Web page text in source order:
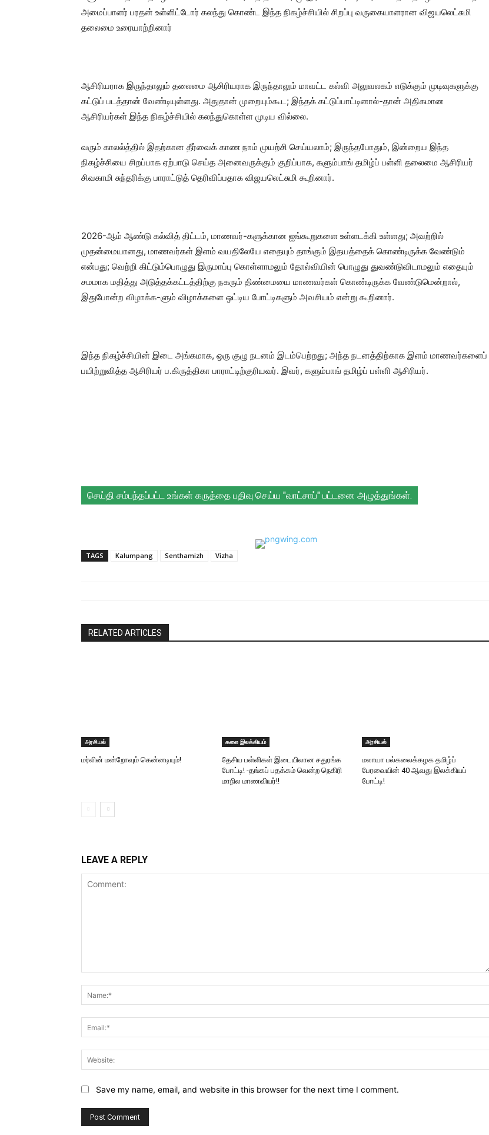
அமைப்பாளர் பரதன் உள்ளிட்டோர் கலந்து கொண்ட இந்த நிகழ்ச்சியில் சிறப்பு வருகையாளரான விஜயலெட்சுமி
தலைமை உரையாற்றினார்
ஆசிரியராக இருந்தாலும் தலைமை ஆசிரியராக இருந்தாலும் மாவட்ட கல்வி அலுவலகம் எடுக்கும் முடிவுகளுக்கு
கட்டுப் படத்தான் வேண்டியுள்ளது. அதுதான் முறையும்கூட; இந்தக் கட்டுப்பாட்டினால்-தான் அதிகமான
ஆசிரியர்கள் இந்த நிகழ்ச்சியில் கலந்துகொள்ள முடிய வில்லை.
வரும் காலல்த்தில் இதற்கான தீர்வைக் காண நாம் முயற்சி செய்யலாம்; இருந்தபோதும், இன்றைய இந்த
நிகழ்ச்சியை சிறப்பாக ஏற்பாடு செய்த அனைவருக்கும் குறிப்பாக, களும்பாங் தமிழ்ப் பள்ளி தலைமை ஆசிரியர்
சிவகாமி சுந்தரிக்கு பாராட்டுத் தெரிவிப்பதாக விஜயலெட்சுமி கூறினார்.
2026-ஆம் ஆண்டு கல்வித் திட்டம், மாணவர்-களுக்கான ஐங்கூறுகளை உள்ளடக்கி உள்ளது; அவற்றில்
முதன்மையானது, மாணவர்கள் இளம் வயதிலேயே எதையும் தாங்கும் இதயத்தைக் கொண்டிருக்க வேண்டும்
என்பது; வெற்றி கிட்டும்பொழுது இருமாப்பு கொள்ளாமலும் தோல்வியின் பொழுது துவண்டுவிடாமலும் எதையும்
சமமாக மதித்து அடுத்தக்கட்டத்திற்கு நகரும் திண்மையை மாணவர்கள் கொண்டிருக்க வேண்டுமென்றால்,
இதுபோன்ற விழாக்க-ளும் விழாக்களை ஒட்டிய போட்டிகளும் அவசியம் என்று கூறினார்.
இந்த நிகழ்ச்சியின் இடை அங்கமாக, ஒரு குழு நடனம் இடம்பெற்றது; அந்த நடனத்திற்காக இளம் மாணவர்களைப்
பயிற்றுவித்த ஆசிரியர் ப.கிருத்திகா பாராட்டிற்குரியவர். இவர், களும்பாங் தமிழ்ப் பள்ளி ஆசிரியர்.
செய்தி சம்பந்தப்பட்ட உங்கள் கருத்தை பதிவு செய்ய "வாட்சாப்" பட்டனை அழுத்துங்கள்.
TAGS Kalumpang Senthamizh Vizha
RELATED ARTICLES
அரசியல்
மர்லின் மன்றோவும் கென்னடியும்!
கலை இலக்கியம்
தேசிய பள்ளிகள் இடையிலான சதுரங்க
போட்டி! -தங்கப் பதக்கம் வென்ற நெகிரி
மாநில மாணவியர்!!
அரசியல்
மலாயா பல்கலைக்கழக தமிழ்ப்
பேரவையின் 40 ஆவது இலக்கியப்
போட்டி!
LEAVE A REPLY
Save my name, email, and website in this browser for the next time I comment.